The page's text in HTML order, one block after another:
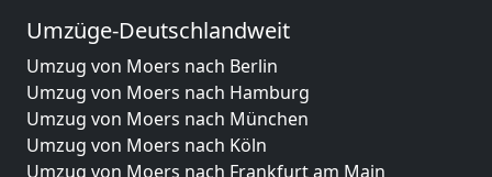
Umzüge-Deutschlandweit
Umzug von Moers nach Berlin
Umzug von Moers nach Hamburg
Umzug von Moers nach München
Umzug von Moers nach Köln
Umzug von Moers nach Frankfurt am Main